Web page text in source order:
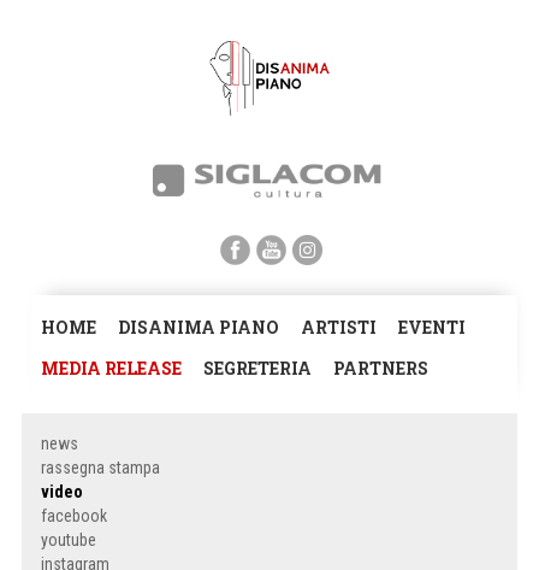
HOME DISANIMA PIANO ARTISTI
EVENTI
MEDIA RELEASE
SEGRETERIA PARTNERS
news
rassegna stampa
video
facebook
youtube
instagram